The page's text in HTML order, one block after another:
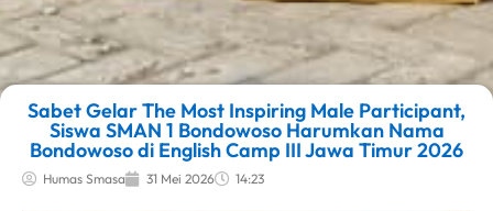
Sabet Gelar The Most Inspiring Male Participant,
Siswa SMAN 1 Bondowoso Harumkan Nama
Bondowoso di English Camp III Jawa Timur 2026
Humas Smasa 31 Mei 2026 14:23